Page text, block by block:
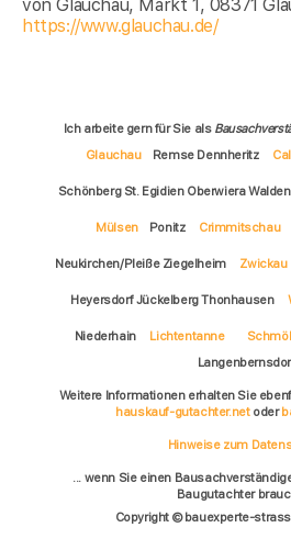
von Glauchau, Markt 1, 08371
https://www.glauchau.de/
Ich arbeite gern für Sie als
Glauchau
Remse Dennheritz
Schönberg St. Egidien Oberwiera
Mülsen Ponitz Crimmitschau
Neukirchen/Pleiße Ziegelheim Zwickau
Heyersdorf Jückelberg Thonhausen
Niederhain Lichtentanne
Weitere Informationen erhalten Sie
hauskauf-gutachter.netoder
Hinweise zum
... wenn Sie einen
Baugutachter
Copyright © bauexperte-